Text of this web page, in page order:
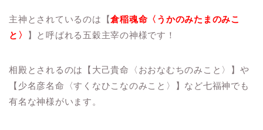
主神とされているのは【倉稲魂命〈うかのみたまのみこ
と〉
】と呼ばれる五穀主宰の神様です！
相殿とされるのは【大己貴命〈おおなむちのみこと〉】や
【少名彦名命〈すくなひこなのみこと〉】など七福神でも
有名な神様がいます。